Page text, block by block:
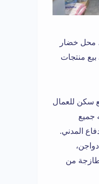
محل خضار
منتجات
سكن للعمال
جميع
المدني.
دواجن،
من